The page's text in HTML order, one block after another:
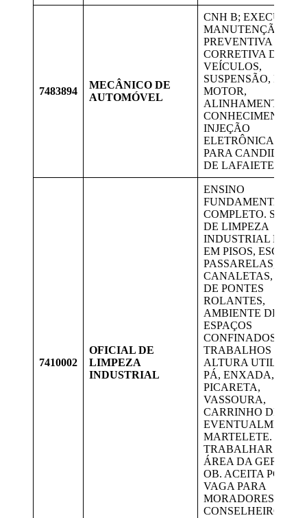
7483894
MECÂNICO DE
AUTOMÓVEL
CNH B; EXECUTAR
MANUTENÇÃO
PREVENTIVA E
CORRETIVA DE
VEÍCULOS,
SUSPENSÃO,
MOTOR,
ALINHAMENTO.
CONHECIMENTO
INJEÇÃO
ELETRÔNICA.
PARA CANDIDATOS
DE LAFAIETE.
7410002
OFICIAL DE
LIMPEZA
INDUSTRIAL
ENSINO
FUNDAMENTAL
COMPLETO.
DE LIMPEZA
INDUSTRIAL
EM PISOS,
PASSARELAS,
CANALETAS,
DE PONTES
ROLANTES,
AMBIENTE DE
ESPAÇOS
CONFINADOS,
TRABALHOS EM
ALTURA
PÁ, ENXADA,
PICARETA,
VASSOURA,
CARRINHO DE
EVENTUALMENTE
MARTELETE.
TRABALHAR NA
ÁREA DA GERDAU
OB. ACEITA PCD.
VAGA PARA
MORADORES DE
CONSELHEIRO